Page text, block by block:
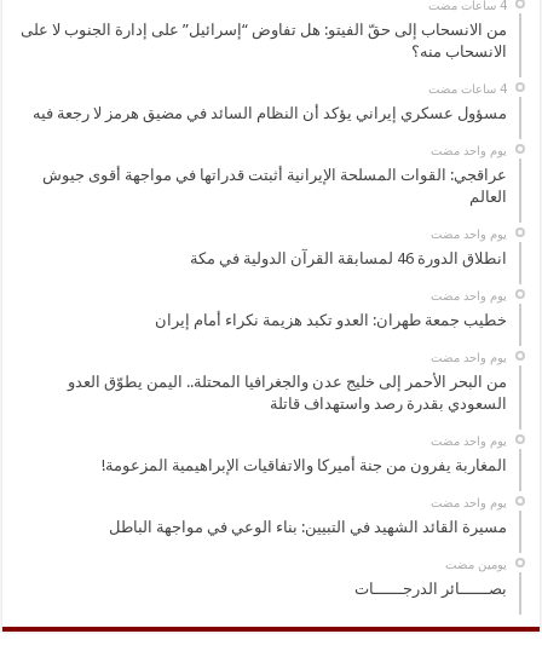
‏4 ساعات مضت
من الانسحاب إلى حقّ الفيتو: هل تفاوض “إسرائيل” على إدارة الجنوب لا على
الانسحاب منه؟
‏4 ساعات مضت
مسؤول عسكري إيراني يؤكد أن النظام السائد في مضيق هرمز لا رجعة فيه
‏يوم واحد مضت
عراقجي: القوات المسلحة الإيرانية أثبتت قدراتها في مواجهة أقوى جيوش
العالم
‏يوم واحد مضت
انطلاق الدورة 46 لمسابقة القرآن الدولية في مكة
‏يوم واحد مضت
خطيب جمعة طهران: العدو تكبد هزيمة نكراء أمام إيران
‏يوم واحد مضت
من البحر الأحمر إلى خليج عدن والجغرافيا المحتلة.. اليمن يطوّق العدو
السعودي بقدرة رصد واستهداف قاتلة
‏يوم واحد مضت
المغاربة يفرون من جنة أميركا والاتفاقيات الإبراهيمية المزعومة!
‏يوم واحد مضت
مسيرة القائد الشهيد في التبيين: بناء الوعي في مواجهة الباطل
‏يومين مضت
بصــــــائر الدرجــــــات